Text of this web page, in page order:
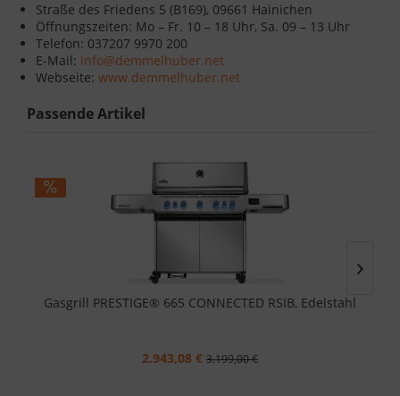
Straße des Friedens 5 (B169), 09661 Hainichen
Öffnungszeiten: Mo – Fr. 10 – 18 Uhr, Sa. 09 – 13 Uhr
Telefon: 037207 9970 200
E-Mail: info@demmelhuber.net
Webseite: www.demmelhuber.net
Passende Artikel
Gasgrill PRESTIGE® 665 CONNECTED RSIB, Edelstahl
2.943,08 € 3.199,00 €